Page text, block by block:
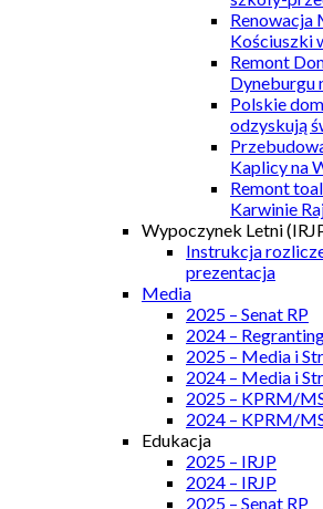
Renowacja
Kościuszki
Remont
Dyneburgu
Polskie
odzyskują
Kaplicy na
Remont
Karwinie
Wypoczynek Letni
Instrukcja
prezentacja
Media
2025 – Senat RP
2024 –
2025 – Media i
2024 – Media i
2025 – KPRM/
2024 – KPRM/
Edukacja
2025 – IRJP
2024 – IRJP
2025 – Senat RP